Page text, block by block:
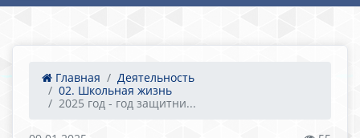
Главная
Деятельность
02. Школьная жизнь
2025 год - год защитни...